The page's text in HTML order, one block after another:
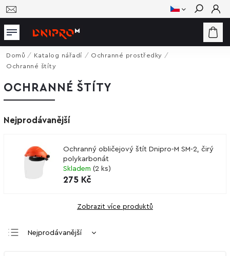
Hledat
Domů / Katalog nářadí / Ochranné prostředky /
Ochranné štíty
OCHRANNÉ ŠTÍTY
Nejprodávanější
Ochranný obličejový štít Dnipro-M SM-2, čirý
polykarbonát
Skladem (2 ks)
275 Kč
Zobrazit více produktů
Nejprodávanější